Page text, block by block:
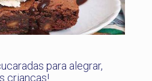
para alegrar,
crianças!